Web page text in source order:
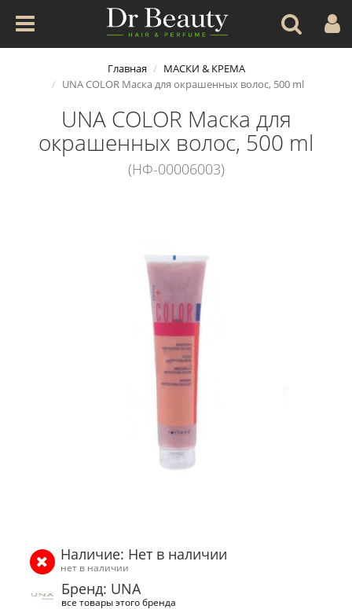
Главная
МАСКИ & КРЕМА
UNA COLOR Маска для окрашенных волос, 500 ml
UNA COLOR Маска для
окрашенных волос, 500 ml
(НФ-00006003)
Наличие: Нет в наличии
нет в наличии
Бренд: UNA
все товары этого бренда